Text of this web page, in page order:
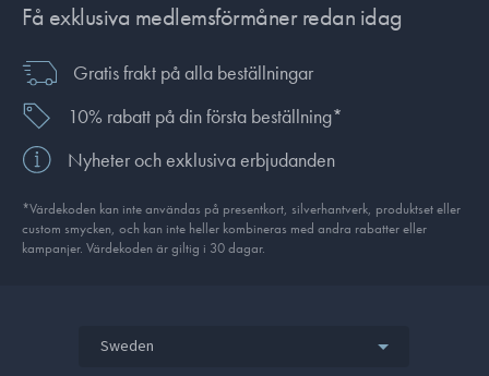
Få exklusiva medlemsförmåner redan idag
Gratis frakt på alla beställningar
10% rabatt på din första beställning*
Nyheter och exklusiva erbjudanden
*Värdekoden kan inte användas på presentkort, silverhantverk, produkt­set eller
custom smycken, och kan inte heller kombineras med andra rabatter eller
kampanjer. Värdekoden är giltig i 30 dagar.
Sweden